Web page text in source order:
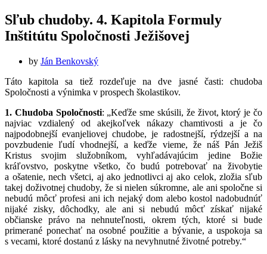
Sľub chudoby. 4. Kapitola Formuly
Inštitútu Spoločnosti Ježišovej
by Ján Benkovský
Táto kapitola sa tiež rozdeľuje na dve jasné časti: chudoba
Spoločnosti a výnimka v prospech školastikov.
1. Chudoba Spoločnosti: „Keďže sme skúsili, že život, ktorý je čo
najviac vzdialený od akejkoľvek nákazy chamtivosti a je čo
najpodobnejší evanjeliovej chudobe, je radostnejší, rýdzejší a na
povzbudenie ľudí vhodnejší, a keďže vieme, že náš Pán Ježiš
Kristus svojim služobníkom, vyhľadávajúcim jedine Božie
kráľovstvo, poskytne všetko, čo budú potrebovať na živobytie
a ošatenie, nech všetci, aj ako jednotlivci aj ako celok, zložia sľub
takej doživotnej chudoby, že si nielen súkromne, ale ani spoločne si
nebudú môcť profesi ani ich nejaký dom alebo kostol nadobudnúť
nijaké zisky, dôchodky, ale ani si nebudú môcť získať nijaké
občianske právo na nehnuteľnosti, okrem tých, ktoré si bude
primerané ponechať na osobné použitie a bývanie, a uspokoja sa
s vecami, ktoré dostanú z lásky na nevyhnutné životné potreby.“